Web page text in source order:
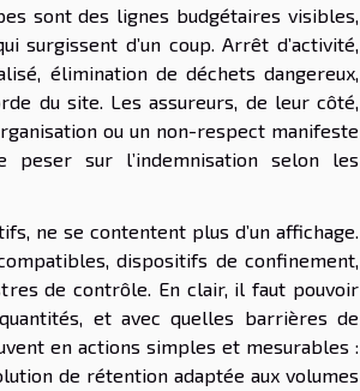
sont des lignes budgétaires visibles,
surgissent d’un coup. Arrêt d’activité,
élimination de déchets dangereux,
du site. Les assureurs, de leur côté,
ou un non-respect manifeste
peser sur l’indemnisation selon les
ne se contentent plus d’un affichage.
dispositifs de confinement,
de contrôle. En clair, il faut pouvoir
et avec quelles barrières de
en actions simples et mesurables :
de rétention adaptée aux volumes